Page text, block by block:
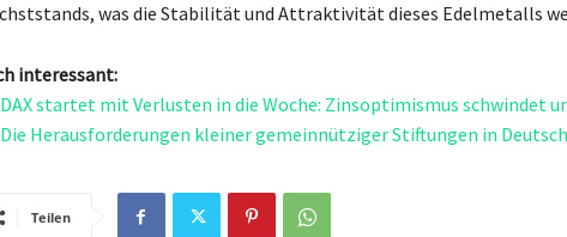
was die Stabilität und Attraktivität dieses Edelmetalls
interessant:
DAX startet mit Verlusten in die Woche: Zinsoptimismus schwindet
Die Herausforderungen kleiner gemeinnütziger Stiftungen in
Teilen